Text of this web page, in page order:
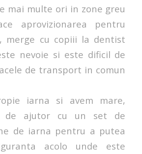
mai multe ori in zone greu
aprovizionarea pentru
merge cu copiii la dentist
nevoie si este dificil de
de transport in comun
iarna si avem mare,
de ajutor cu un set de
de iarna pentru a putea
acolo unde este